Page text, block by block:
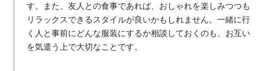
す。また、友人との食事であれば、おしゃれを楽しみつつも
リラックスできるスタイルが良いかもしれません。一緒に行
く人と事前にどんな服装にするか相談しておくのも、お互い
を気遣う上で大切なことです。